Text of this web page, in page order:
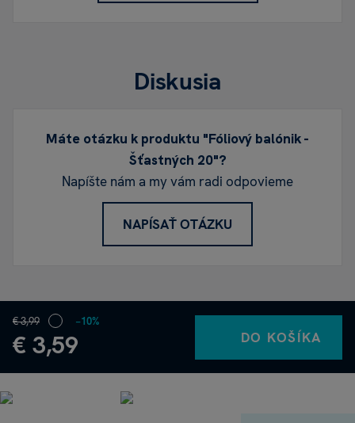
Diskusia
Máte otázku k produktu "Fóliový balónik -
Šťastných 20"?
Napíšte nám a my vám radi odpovieme
NAPÍSAŤ OTÁZKU
€ 3,99
€ 3,59
−10%
DO KOŠÍKA